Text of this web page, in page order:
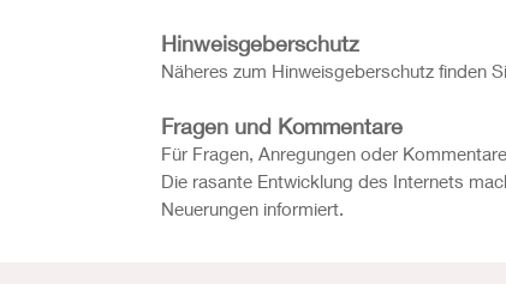
Hinweisgeberschutz
Näheres zum Hinweisgeberschutz finden
Fragen und Kommentare
Für Fragen, Anregungen oder
Die rasante Entwicklung des Internets
Neuerungen informiert.